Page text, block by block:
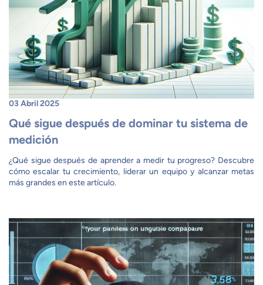
Qué sigue después de dominar tu sistema de
medición
03 Abril 2025
¿Qué sigue después de aprender a medir tu progreso? Descubre
cómo escalar tu crecimiento, liderar un equipo y alcanzar metas
más grandes en este artículo.